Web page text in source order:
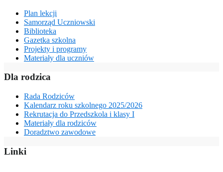
Plan lekcji
Samorząd Uczniowski
Biblioteka
Gazetka szkolna
Projekty i programy
Materiały dla uczniów
Dla rodzica
Rada Rodziców
Kalendarz roku szkolnego 2025/2026
Rekrutacja do Przedszkola i klasy I
Materiały dla rodziców
Doradztwo zawodowe
Linki